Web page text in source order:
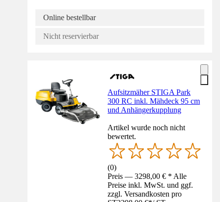
Online bestellbar
Nicht reservierbar
Aufsitzmäher STIGA Park
300 RC inkl. Mähdeck 95 cm
und Anhängerkupplung
Artikel wurde noch nicht
bewertet.
(0)
Preis — 3298,00 € * Alle
Preise inkl. MwSt. und ggf.
zzgl. Versandkosten pro